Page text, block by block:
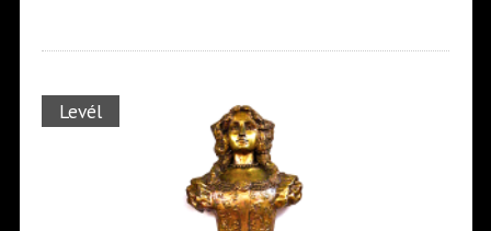
Levél